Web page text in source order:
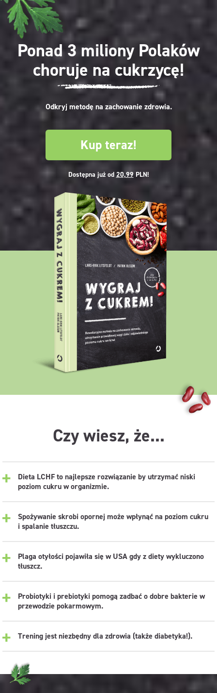
Ponad 3 miliony Polaków
choruje na cukrzycę!
Odkryj metodę na zachowanie zdrowia.
Kup teraz!
Dostępna już od 20,99PLN!
Czywiesz, że...
Dieta LCHF to najlepsze rozwiązanie by utrzymać niski
poziom cukru w organizmie.
Spożywanie skrobi opornej może wpłynąć na poziom cukru
i spalanie tłuszczu.
Plaga otyłości pojawiła się w USA gdy z diety wykluczono
tłuszcz.
Probiotyki i prebiotyki pomogą zadbać o dobre bakterie w
przewodzie pokarmowym.
Trening jest niezbędny dla zdrowia (także diabetyka!).